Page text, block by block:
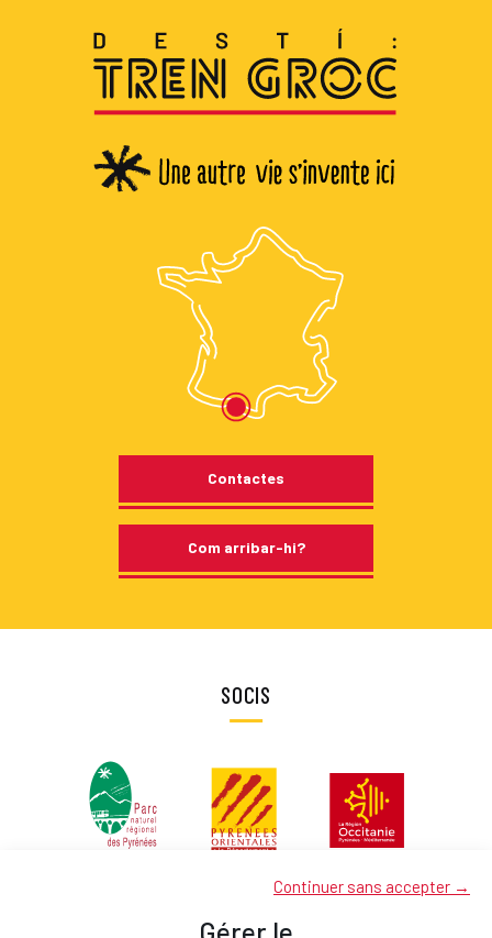
Gérer le
Continuer sans accepter →
Contactes
Com arribar-hi?
SOCIS